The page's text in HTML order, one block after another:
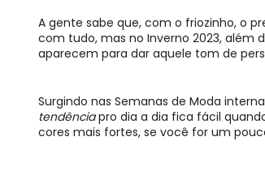
A gente sabe que, com o friozinho, o
com tudo, mas no Inverno 2023, além
aparecem para dar aquele tom de
Surgindo nas Semanas de Moda
tendênciapro dia a dia fica fácil
cores mais fortes, se você for um